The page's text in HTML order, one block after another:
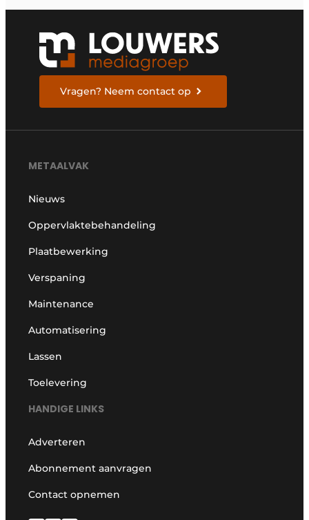
Vragen? Neem contact op
METAALVAK
Nieuws
Oppervlaktebehandeling
Plaatbewerking
Verspaning
Maintenance
Automatisering
Lassen
Toelevering
HANDIGE LINKS
Adverteren
Abonnement aanvragen
Contact opnemen